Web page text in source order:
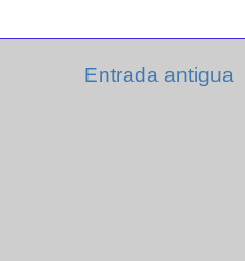
Entrada antigua